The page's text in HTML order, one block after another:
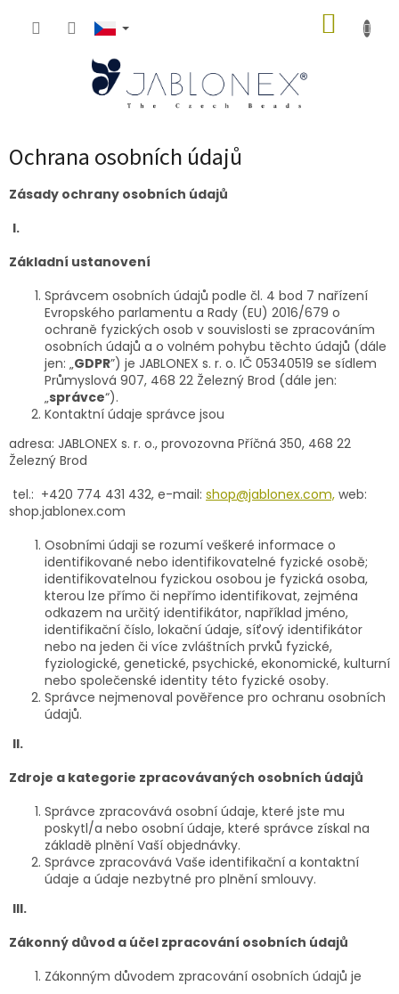
Ochrana osobních údajů
Zásady ochrany osobních údajů
I.
Základní ustanovení
Správcem osobních údajů podle čl. 4 bod 7 nařízení
Evropského parlamentu a Rady (EU) 2016/679 o
ochraně fyzických osob v souvislosti se zpracováním
osobních údajů a o volném pohybu těchto údajů (dále
jen: „GDPR”) je JABLONEX s. r. o. IČ 05340519 se sídlem
Průmyslová 907, 468 22 Železný Brod (dále jen:
„správce“).
Kontaktní údaje správce jsou
adresa: JABLONEX s. r. o., provozovna Příčná 350, 468 22
Železný Brod
tel.: +420 774 431 432, e-mail: shop@jablonex.com, web:
shop.jablonex.com
Osobními údaji se rozumí veškeré informace o
identifikované nebo identifikovatelné fyzické osobě;
identifikovatelnou fyzickou osobou je fyzická osoba,
kterou lze přímo či nepřímo identifikovat, zejména
odkazem na určitý identifikátor, například jméno,
identifikační číslo, lokační údaje, síťový identifikátor
nebo na jeden či více zvláštních prvků fyzické,
fyziologické, genetické, psychické, ekonomické, kulturní
nebo společenské identity této fyzické osoby.
Správce nejmenoval pověřence pro ochranu osobních
údajů.
II.
Zdroje a kategorie zpracovávaných osobních údajů
Správce zpracovává osobní údaje, které jste mu
poskytl/a nebo osobní údaje, které správce získal na
základě plnění Vaší objednávky.
Správce zpracovává Vaše identifikační a kontaktní
údaje a údaje nezbytné pro plnění smlouvy.
III.
Zákonný důvod a účel zpracování osobních údajů
Zákonným důvodem zpracování osobních údajů je